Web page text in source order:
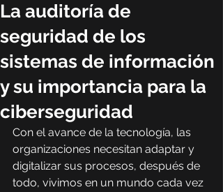
La auditoría de
seguridad de los
sistemas de información
y su importancia para la
ciberseguridad
Con el avance de la tecnología, las
organizaciones necesitan adaptar y
digitalizar sus procesos, después de
todo, vivimos en un mundo cada vez